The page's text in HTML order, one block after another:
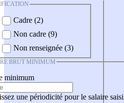
Cadre (2)
Non cadre (9)
Non renseignée (3)
BRUT MINIMUM
minimum
une périodicité pour le salaire saisi